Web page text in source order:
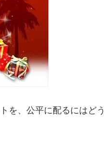
を、公平に配るにはどう